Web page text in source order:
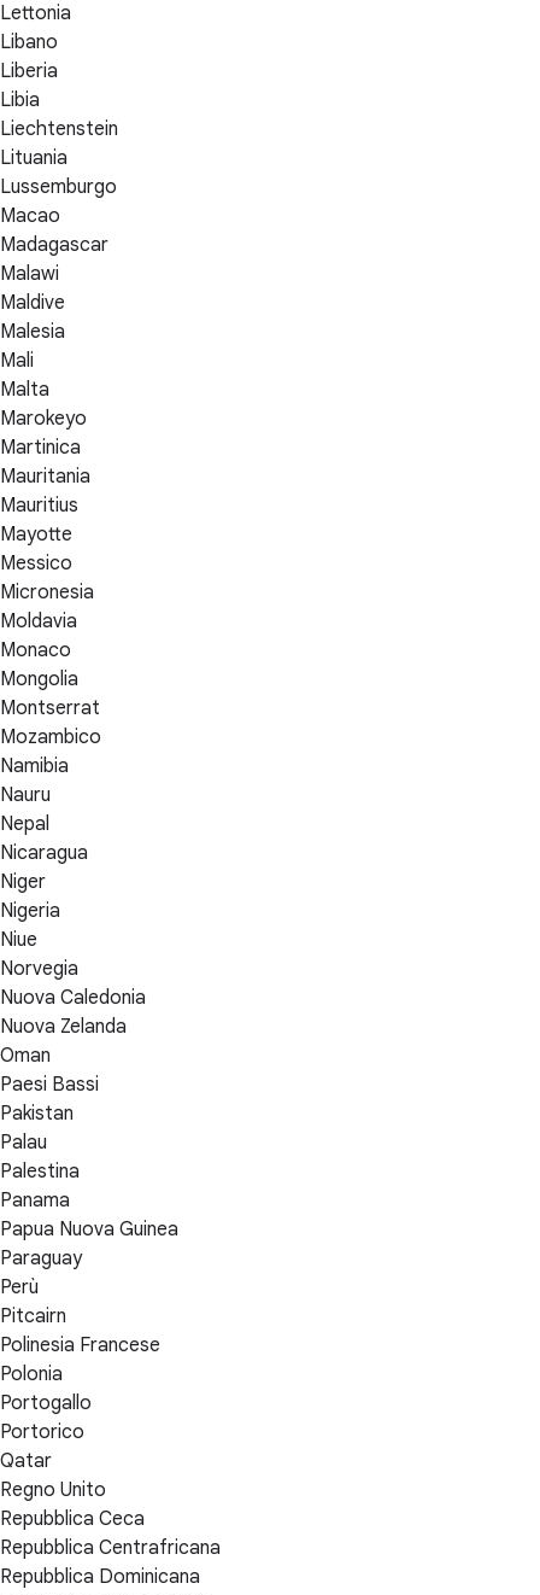
Lettonia
Libano
Liberia
Libia
Liechtenstein
Lituania
Lussemburgo
Macao
Madagascar
Malawi
Maldive
Malesia
Mali
Malta
Marokeyo
Martinica
Mauritania
Mauritius
Mayotte
Messico
Micronesia
Moldavia
Monaco
Mongolia
Montserrat
Mozambico
Namibia
Nauru
Nepal
Nicaragua
Niger
Nigeria
Niue
Norvegia
Nuova Caledonia
Nuova Zelanda
Oman
Paesi Bassi
Pakistan
Palau
Palestina
Panama
Papua Nuova Guinea
Paraguay
Perù
Pitcairn
Polinesia Francese
Polonia
Portogallo
Portorico
Qatar
Regno Unito
Repubblica Ceca
Repubblica Centrafricana
Repubblica Dominicana